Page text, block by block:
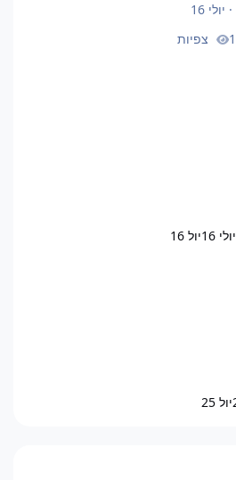
· יולי 16
יולי 16 יול 16
יול 25